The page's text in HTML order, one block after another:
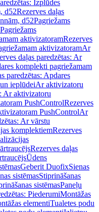
Izplūdes
d52Rezerves daļas
d52Pagriežams
aktivizatoramRezerves
aktivizatoramAr
daļas paredzētas: Ar
komplekti pagriežamam
paredzētas: Apdares
ieplūdeiAr aktivizatoru
Ar aktivizatoru
PushControlRezerves
PushControlAr
Ar vārstu
komplektiemRezerves
Rezerves daļas
Ūdens
Geberit DuofixSienas
sistēmasStiprināšanas
sistēmasPaneļu
PiederumiMontāžas
elementiTualetes podu